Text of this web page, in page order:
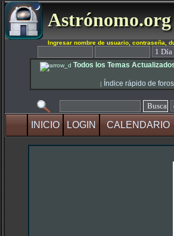
Astrónomo.org
Ingresar nombre de usuario, contraseña,
Todos los Temas
| Índice rápido de foros
INICIO LOGIN CALENDARIO